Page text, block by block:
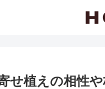
せ植えの相性